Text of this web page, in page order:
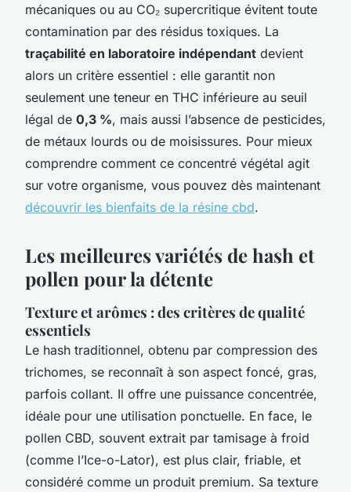
mécaniques ou au CO₂ supercritique évitent toute
contamination par des résidus toxiques. La
traçabilité en laboratoire indépendant devient
alors un critère essentiel : elle garantit non
seulement une teneur en THC inférieure au seuil
légal de 0,3 %, mais aussi l’absence de pesticides,
de métaux lourds ou de moisissures. Pour mieux
comprendre comment ce concentré végétal agit
sur votre organisme, vous pouvez dès maintenant
découvrir les bienfaits de la résine cbd.
Les meilleures variétés de hash et
pollen pour la détente
Texture et arômes : des critères de qualité
essentiels
Le hash traditionnel, obtenu par compression des
trichomes, se reconnaît à son aspect foncé, gras,
parfois collant. Il offre une puissance concentrée,
idéale pour une utilisation ponctuelle. En face, le
pollen CBD, souvent extrait par tamisage à froid
(comme l’Ice-o-Lator), est plus clair, friable, et
considéré comme un produit premium. Sa texture